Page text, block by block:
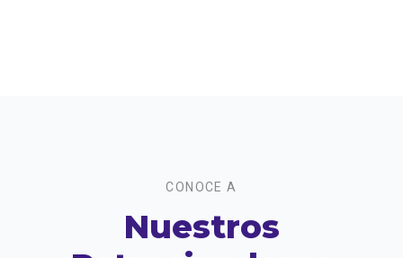
CONOCE A
Nuestros